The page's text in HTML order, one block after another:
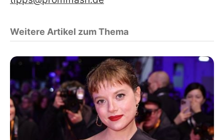
Weitere Artikel zum Thema